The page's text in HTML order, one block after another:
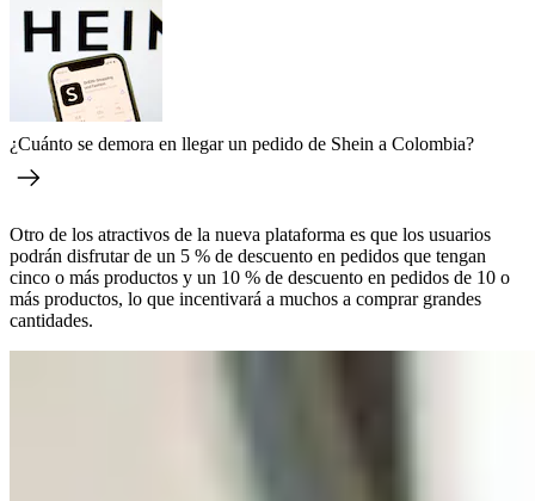
¿Cuánto se demora en llegar un pedido de Shein a Colombia?
Otro de los atractivos de la nueva plataforma es que los usuarios
podrán disfrutar de un 5 % de descuento en pedidos que tengan
cinco o más productos y un 10 % de descuento en pedidos de 10 o
más productos, lo que incentivará a muchos a comprar grandes
cantidades.